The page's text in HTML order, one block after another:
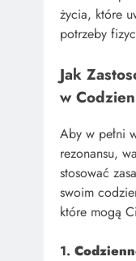
życia, które
potrzeby
Jak
w
Aby w pełni
rezonansu,
stosować
swoim
które mogą
1.